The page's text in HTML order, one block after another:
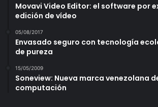
Movavi Video Editor: el software por
edición de vídeo
05/08/2017
Envasado seguro con tecnología
de pureza
15/05/2009
Soneview: Nueva marca venezolana
computación